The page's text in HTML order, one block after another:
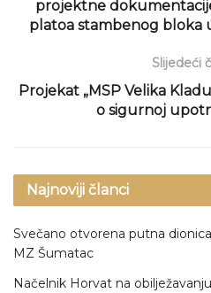
projektne
platoa stambenog bloka
Slijedeći
Projekat „MSP Velika
o sigurnoj
Najnoviji članci
Svečano otvorena putna
MZ Šumatac
Načelnik Horvat na